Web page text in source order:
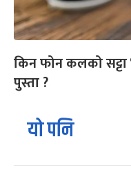
किन फोन कलको सट्टा
पुस्ता ?
यो पनि